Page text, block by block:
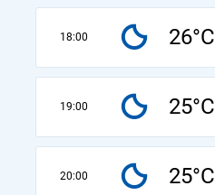
18:00 26°C
19:00 25°C
20:00 25°C